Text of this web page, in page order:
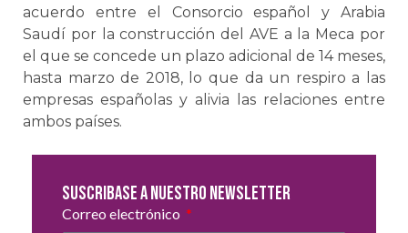
acuerdo entre el Consorcio español y Arabia
Saudí por la construcción del AVE a la Meca por
el que se concede un plazo adicional de 14 meses,
hasta marzo de 2018, lo que da un respiro a las
empresas españolas y alivia las relaciones entre
ambos países.
Suscribase a nuestro newsletter
Correo electrónico